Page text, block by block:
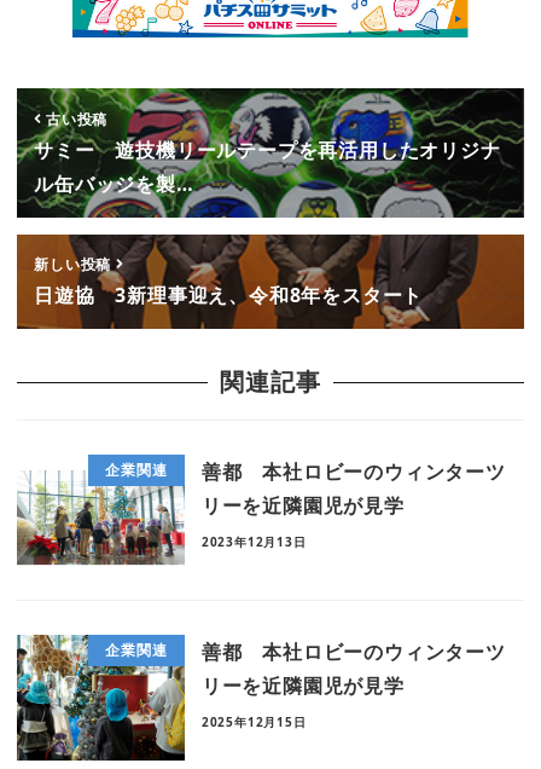
古い投稿
サミー 遊技機リールテープを再活用したオリジナ
ル缶バッジを製…
新しい投稿
日遊協 3新理事迎え、令和8年をスタート
関連記事
企業関連
善都 本社ロビーのウィンターツ
リーを近隣園児が見学
2023年12月13日
企業関連
善都 本社ロビーのウィンターツ
リーを近隣園児が見学
2025年12月15日